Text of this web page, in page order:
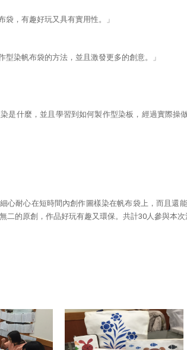
，有趣好玩又具有實用性。」
染帆布袋的方法，並且激發更多的創意。」
是什麼，並且學習到如何製作型染板，經過實際操
心耐心在短時間內創作圖樣染在帆布袋上，而且還
二的原創，作品好玩有趣又環保。共計30人參與本次